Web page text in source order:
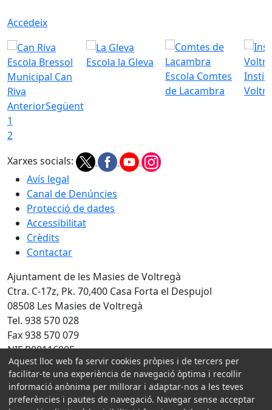
Accedeix
Escola Bressol
Municipal Can
Riva
Escola la Gleva
Escola Comtes
de Lacambra
AnteriorSegüent
1
2
Xarxes socials:
Avís legal
Canal de Denúncies
Protecció de dades
Accessibilitat
Crèdits
Contactar
Ajuntament de les Masies de Voltregà
Ctra. C-17z, Pk. 70,400 Casa Forta el Despujol
08508 Les Masies de Voltregà
Tel. 938 570 028
Fax 938 570 079
NIF P0811600F
Amb la col·laboració de:
Aquest lloc web fa servir cookies pròpies i de tercers per
facilitar-te una experiència de navegació òptima i recollir
informació anònima per millorar i adaptar-nos a les teves
preferències i pautes de navegació. Navegar sense acceptar